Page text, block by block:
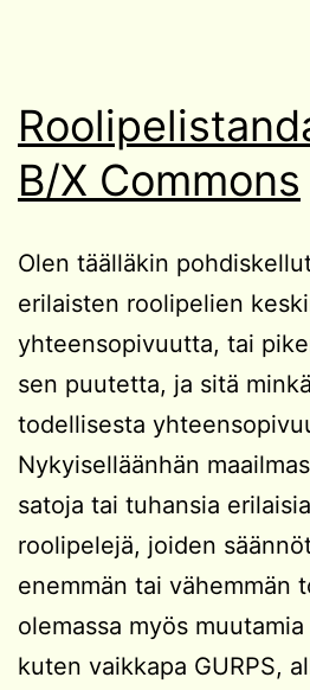
B/X Commons
Olen täälläkin
erilaisten roolipelien
yhteensopivuutta, tai
sen puutetta, ja sitä
todellisesta
Nykyiselläänhän
satoja tai tuhansia
roolipelejä, joiden
enemmän tai vähemmän
olemassa myös
kuten vaikkapa GURPS,